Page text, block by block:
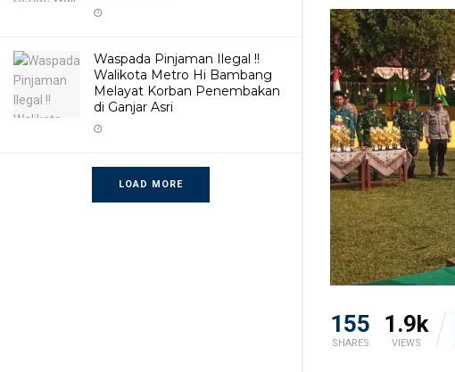
Waspada Pinjaman Ilegal !!
Walikota Metro Hi Bambang
Melayat Korban Penembakan
di Ganjar Asri
LOAD MORE
155
SHARES
1.9k
VIEWS